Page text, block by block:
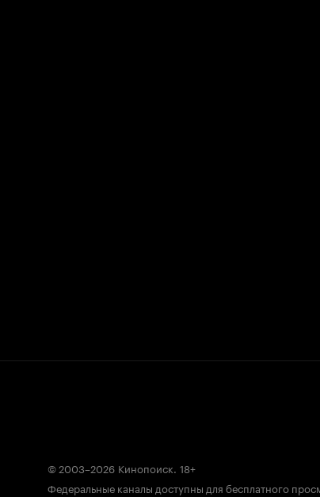
© 2003–2026 Кинопоиск. 18+
Федеральные каналы доступны для бесплатного